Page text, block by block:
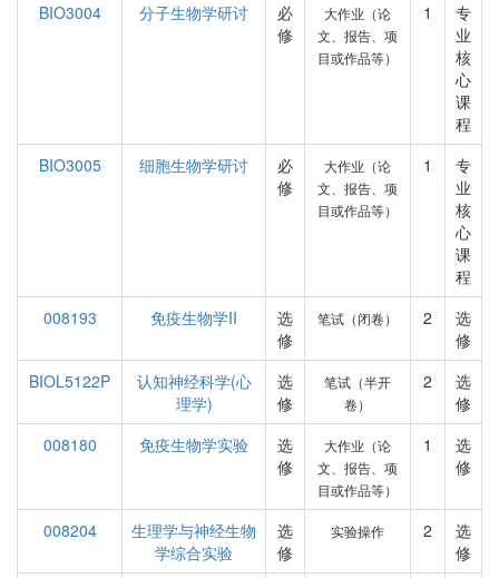
BIO3004
分子生物学研讨
必
修
大作业（论
文、报告、项
目或作品等）
1
专
业
核
心
课
程
BIO3005
细胞生物学研讨
必
修
大作业（论
文、报告、项
目或作品等）
1
专
业
核
心
课
程
008193
免疫生物学II
选
修
笔试（闭卷） 2
选
修
BIOL5122P
认知神经科学(心
理学)
选
修
笔试（半开
卷）
2
选
修
008180
免疫生物学实验
选
修
大作业（论
文、报告、项
目或作品等）
1
选
修
008204
生理学与神经生物
学综合实验
选
修
实验操作 2
选
修